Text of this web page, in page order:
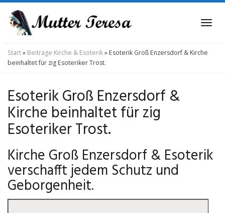
Skip
main
content
Start» Beiträge Kirche & Esoterik» Esoterik Groß Enzersdorf & Kirche
beinhaltet für zig Esoteriker Trost.
Esoterik Groß Enzersdorf &
Kirche beinhaltet für zig
Esoteriker Trost.
Kirche Groß Enzersdorf & Esoterik
verschafft jedem Schutz und
Geborgenheit.